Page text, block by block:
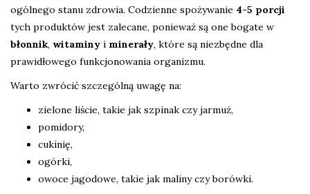
ogólnego stanu zdrowia. Codzienne spożywanie 4-5 porcji
tych produktów jest zalecane, ponieważ są one bogate w
błonnik, witaminy i minerały, które są niezbędne dla
prawidłowego funkcjonowania organizmu.
Warto zwrócić szczególną uwagę na:
zielone liście, takie jak szpinak czy jarmuż,
pomidory,
cukinię,
ogórki,
owoce jagodowe, takie jak maliny czy borówki.